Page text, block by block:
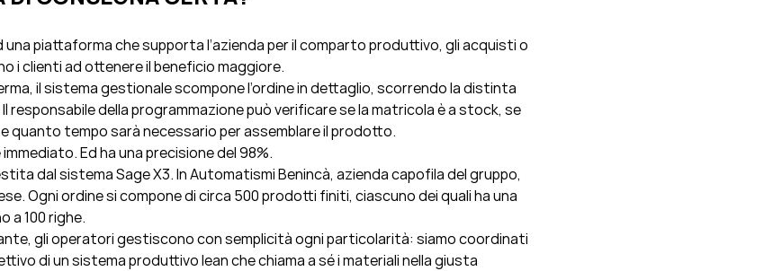
una piattaforma che supporta l’azienda per il comparto produttivo, gli acquisti o
i clienti ad ottenere il beneficio maggiore.
il sistema gestionale scompone l’ordine in dettaglio, scorrendo la distinta
responsabile della programmazione può verificare se la matricola è a stock, se
quanto tempo sarà necessario per assemblare il prodotto.
Ed ha una precisione del 98%.
dal sistema Sage X3. In Automatismi Benincà, azienda capofila del gruppo,
Ogni ordine si compone di circa 500 prodotti finiti, ciascuno dei quali ha una
a 100 righe.
gli operatori gestiscono con semplicità ogni particolarità: siamo coordinati
di un sistema produttivo lean che chiama a sé i materiali nella giusta